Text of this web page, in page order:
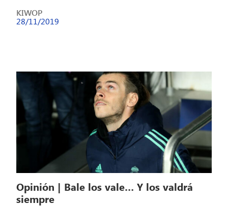
KIWOP
28/11/2019
Opinión | Bale los vale… Y los valdrá
siempre